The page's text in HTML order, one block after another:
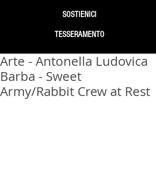
SOSTIENICI
TESSERAMENTO
Arte - Antonella Ludovica
Barba - Sweet
Army/Rabbit Crew at Rest